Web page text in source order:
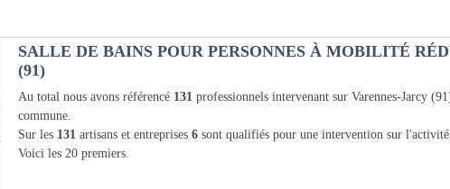
SALLE DE BAINS POUR PERSONNES À MOBILITÉ
(91)
Au total nous avons référencé 131 professionnels intervenant sur Varennes-Jarcy
commune.
Sur les 131 artisans et entreprises 6 sont qualifiés pour une intervention sur
Voici les 20 premiers.